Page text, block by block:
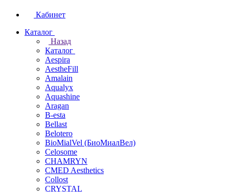
Кабинет
Каталог
Назад
Каталог
Aespira
AestheFill
Amalain
Aqualyx
Aquashine
Aragan
B-esta
Bellast
Belotero
BioMialVel (БиоМиалВел)
Celosome
CHAMRYN
CMED Aesthetics
Collost
CRYSTAL